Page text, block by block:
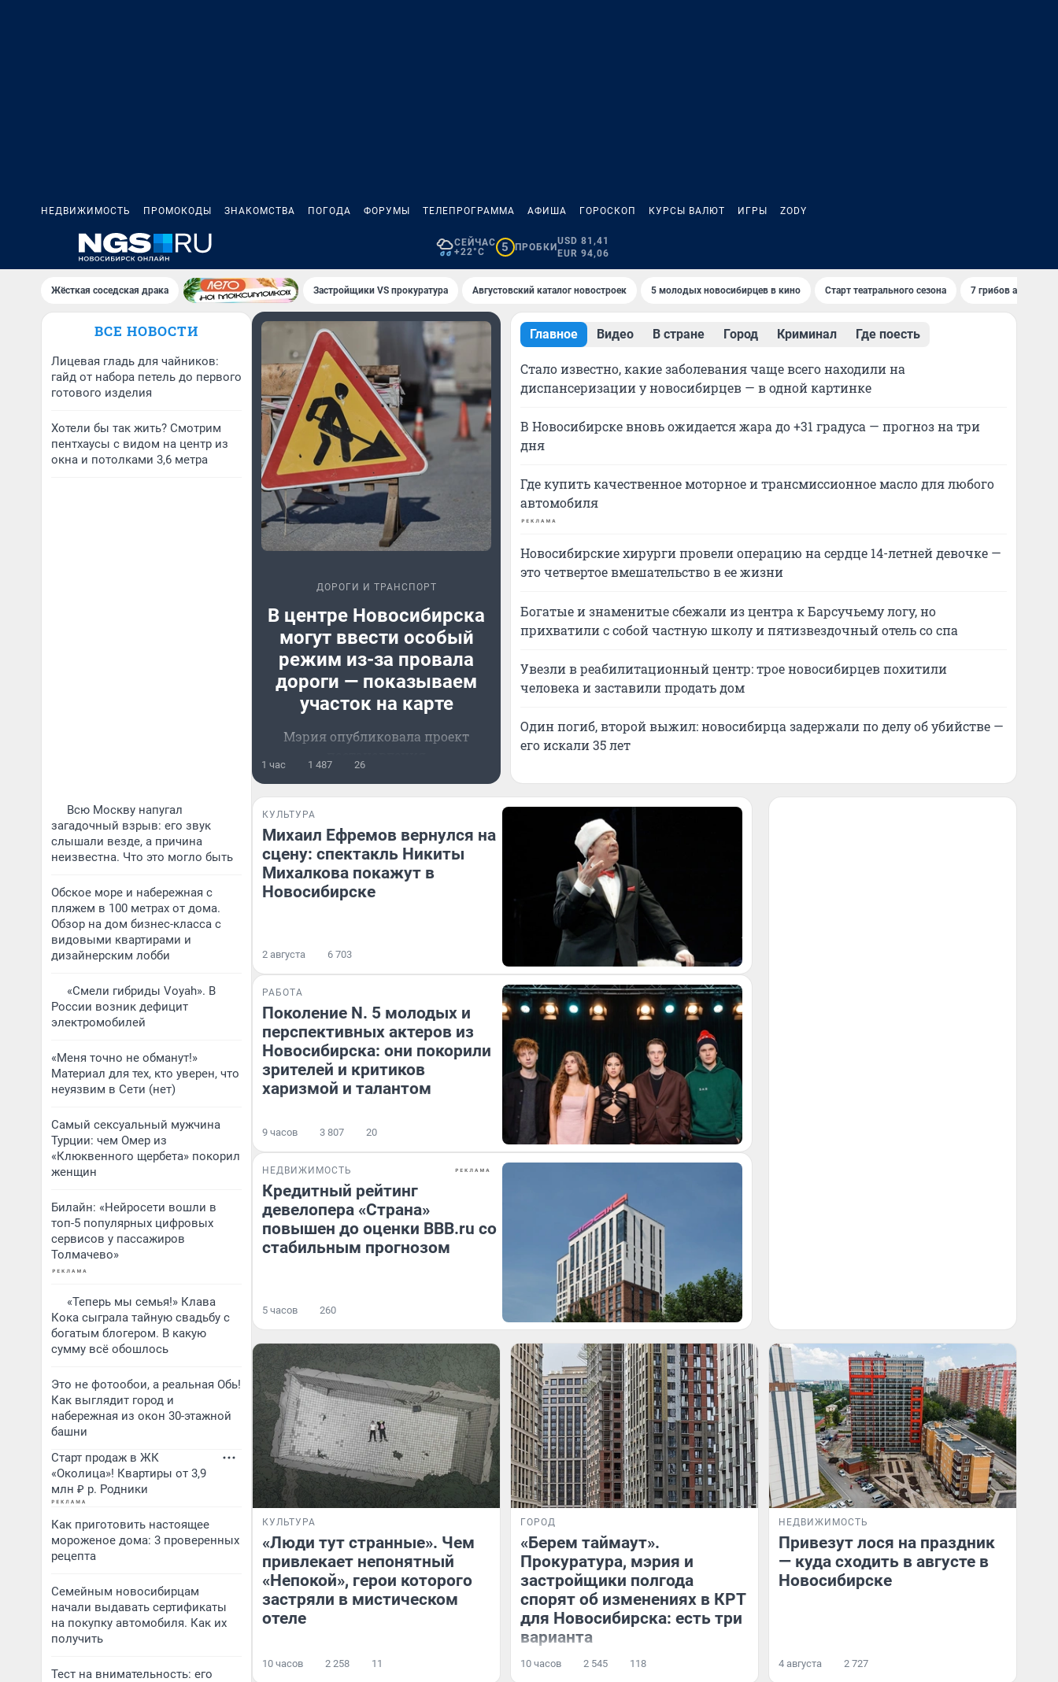
НЕДВИЖИМОСТЬ ПРОМОКОДЫ ЗНАКОМСТВА ПОГОДА ФОРУМЫ ТЕЛЕПРОГРАММА АФИША ГОРОСКОП КУРСЫ ВАЛЮТ ИГРЫ ZODY
СЕЙЧАС
+22°C
5 ПРОБКИ
USD 81,41
EUR 94,06
Жёсткая соседская драка Застройщики VS прокуратура Августовский каталог новостроек 5 молодых новосибирцев в кино Старт театрального сезона 7 грибов августа
ВСЕ НОВОСТИ
Лицевая гладь для чайников:
гайд от набора петель до первого
готового изделия
Хотели бы так жить? Смотрим
пентхаусы с видом на центр из
окна и потолками 3,6 метра
Всю Москву напугал
загадочный взрыв: его звук
слышали везде, а причина
неизвестна. Что это могло быть
Обское море и набережная с
пляжем в 100 метрах от дома.
Обзор на дом бизнес-класса с
видовыми квартирами и
дизайнерским лобби
«Смели гибриды Voyah». В
России возник дефицит
электромобилей
«Меня точно не обманут!»
Материал для тех, кто уверен, что
неуязвим в Сети (нет)
Самый сексуальный мужчина
Турции: чем Омер из
«Клюквенного щербета» покорил
женщин
Билайн: «Нейросети вошли в
топ-5 популярных цифровых
сервисов у пассажиров
Толмачево»
«Теперь мы семья!» Клава
Кока сыграла тайную свадьбу с
богатым блогером. В какую
сумму всё обошлось
Это не фотообои, а реальная Обь!
Как выглядит город и
набережная из окон 30-этажной
башни
Старт продаж в ЖК
«Околица»! Квартиры от 3,9
млн ₽ р. Родники
Как приготовить настоящее
мороженое дома: 3 проверенных
рецепта
Семейным новосибирцам
начали выдавать сертификаты
на покупку автомобиля. Как их
получить
Тест на внимательность: его
ДОРОГИ И ТРАНСПОРТ
В центре Новосибирска
могут ввести особый
режим из-за провала
дороги — показываем
участок на карте
Мэрия опубликовала проект
1 час 1 487 26
Главное Видео В стране Город Криминал Где поесть
Стало известно, какие заболевания чаще всего находили на
диспансеризации у новосибирцев — в одной картинке
В Новосибирске вновь ожидается жара до +31 градуса — прогноз на три
дня
Где купить качественное моторное и трансмиссионное масло для любого
автомобиля
Новосибирские хирурги провели операцию на сердце 14-летней девочке —
это четвертое вмешательство в ее жизни
Богатые и знаменитые сбежали из центра к Барсучьему логу, но
прихватили с собой частную школу и пятизвездочный отель со спа
Увезли в реабилитационный центр: трое новосибирцев похитили
человека и заставили продать дом
Один погиб, второй выжил: новосибирца задержали по делу об убийстве —
его искали 35 лет
КУЛЬТУРА
Михаил Ефремов вернулся на
сцену: спектакль Никиты
Михалкова покажут в
Новосибирске
2 августа 6 703
РАБОТА
Поколение N. 5 молодых и
перспективных актеров из
Новосибирска: они покорили
зрителей и критиков
харизмой и талантом
9 часов 3 807 20
НЕДВИЖИМОСТЬ
Кредитный рейтинг
девелопера «Страна»
повышен до оценки BBB.ru со
стабильным прогнозом
5 часов 260
КУЛЬТУРА
«Люди тут странные». Чем
привлекает непонятный
«Непокой», герои которого
застряли в мистическом
отеле
10 часов 2 258 11
ГОРОД
«Берем таймаут».
Прокуратура, мэрия и
застройщики полгода
спорят об изменениях в КРТ
для Новосибирска: есть три
варианта
10 часов 2 545 118
НЕДВИЖИМОСТЬ
Привезут лося на праздник
— куда сходить в августе в
Новосибирске
4 августа 2 727